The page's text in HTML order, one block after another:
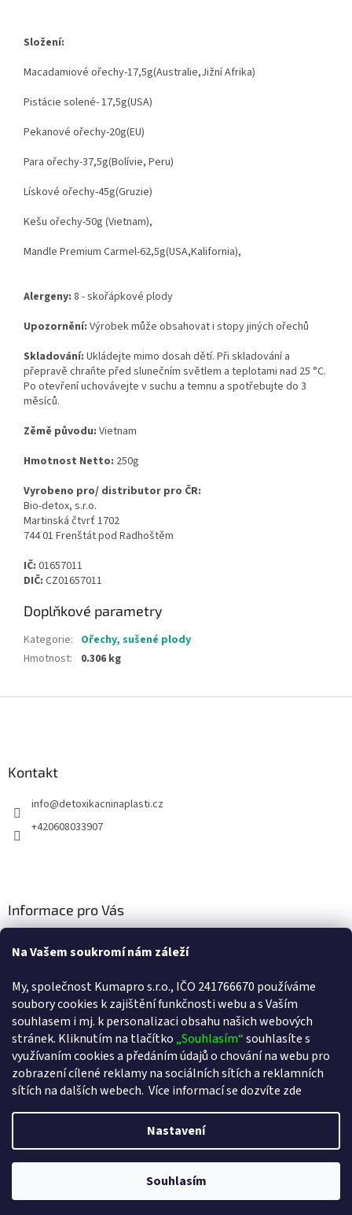
Na Vašem soukromí nám záleží
My, společnost Kumapro s.r.o., IČO 241766670 používáme
soubory cookies k zajištění funkčnosti webu a s Vaším
souhlasem i mj. k personalizaci obsahu našich webových
stránek. Kliknutím na tlačítko „Souhlasím“souhlasíte s
využívaním cookies a předáním údajů o chování na webu pro
zobrazení cílené reklamy na sociálních sítích a reklamních
sítích na dalších webech. Více informací se dozvíte zde
Nastavení
Souhlasím
Složení:
Macadamiové ořechy-17,5g(Australie,Jižní Afrika)
Pistácie solené- 17,5g(USA)
Pekanové ořechy-20g(EU)
Para ořechy-37,5g(Bolívie, Peru)
Lískové ořechy-45g(Gruzie)
Kešu ořechy-50g (Vietnam),
Mandle Premium Carmel-62,5g(USA,Kalifornia),
Alergeny: 8 - skořápkové plody
Upozornění: Výrobek může obsahovat i stopy jiných ořechů
Skladování: Ukládejte mimo dosah dětí. Při skladování a
přepravě chraňte před slunečním světlem a teplotami nad 25 °C.
Po otevření uchovávejte v suchu a temnu a spotřebujte do 3
měsíců.
Zěmě původu: Vietnam
Hmotnost Netto: 250g
Vyrobeno pro/ distributor pro ČR:
Bio-detox, s.r.o.
Martinská čtvrť 1702
744 01 Frenštát pod Radhoštěm
IČ: 01657011
DIČ: CZ01657011
Doplňkové parametry
Kategorie: Ořechy, sušené plody
Hmotnost: 0.306 kg
Kontakt
info@detoxikacninaplasti.cz
+420608033907
Informace pro Vás
Kontakty
Obchodní podmínky
Podmínky ochrany osobních údajů
Copyright 2026www.detoxikacninaplasti.cz. Všechna práva
Upravit nastavení cookies